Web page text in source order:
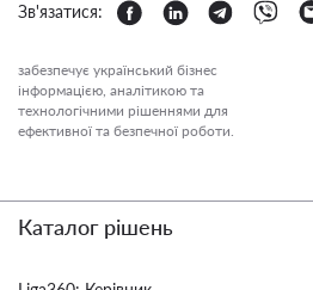
Зв'язатися:
забезпечує український бізнес
інформацією, аналітикою та
технологічними рішеннями для
ефективної та безпечної роботи.
Каталог рішень